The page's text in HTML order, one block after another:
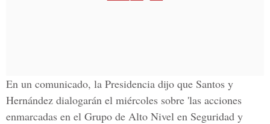
En un comunicado, la Presidencia dijo que Santos y
Hernández dialogarán el miércoles sobre 'las acciones
enmarcadas en el Grupo de Alto Nivel en Seguridad y